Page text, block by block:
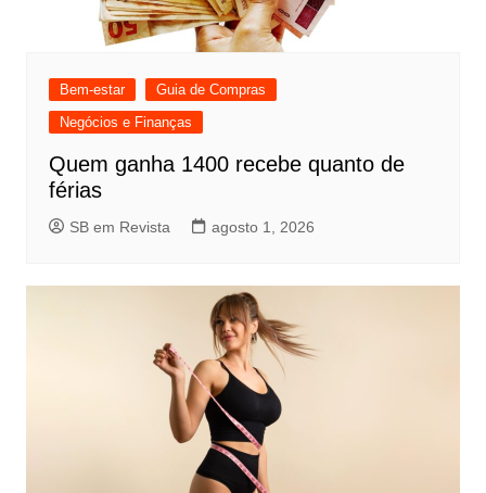
Bem-estar
Guia de Compras
Negócios e Finanças
Quem ganha 1400 recebe quanto de
férias
SB em Revista agosto 1, 2026